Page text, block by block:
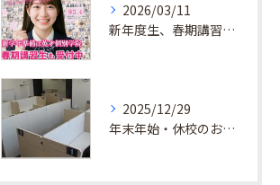
2026/03/11
新年度生、春期講習生 受付中！
2025/12/29
年末年始・休校のお知らせ